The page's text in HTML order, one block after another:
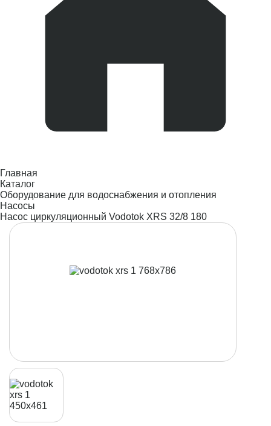
Главная
Каталог
Оборудование для водоснабжения и отопления
Насосы
Насос циркуляционный Vodotok XRS 32/8 180